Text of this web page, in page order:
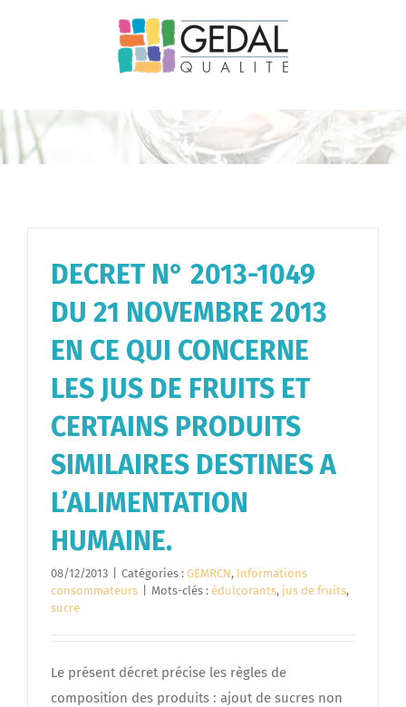
DECRET N° 2013-1049
DU 21 NOVEMBRE 2013
EN CE QUI CONCERNE
LES JUS DE FRUITS ET
CERTAINS PRODUITS
SIMILAIRES DESTINES A
L’ALIMENTATION
HUMAINE.
08/12/2013 Catégories : GEMRCN, Informations
consommateurs
Mots-clés : édulcorants, jus de fruits,
sucre
Le présent décret précise les règles de
composition des produits : ajout de sucres non